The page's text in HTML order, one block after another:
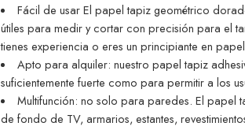
Fácil de usar El papel tapiz geométrico
útiles para medir y cortar con precisión para el
tienes experiencia o eres un principiante en
Apto para alquiler: nuestro papel tapiz
suficientemente fuerte como para permitir a los
Multifunción: no solo para paredes. El papel
de fondo de TV, armarios, estantes,